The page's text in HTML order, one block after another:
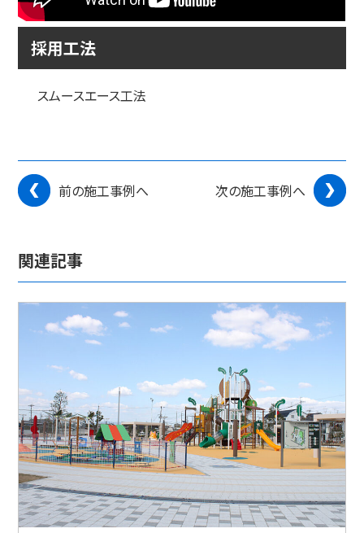
採用工法
スムースエース工法
前の施工事例へ 次の施工事例へ
関連記事